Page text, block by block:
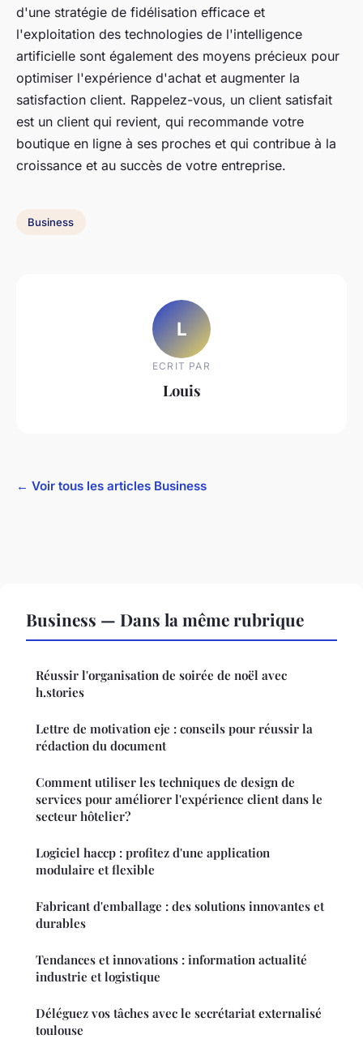
d'une stratégie de fidélisation efficace et
l'exploitation des technologies de l'intelligence
artificielle sont également des moyens précieux pour
optimiser l'expérience d'achat et augmenter la
satisfaction client. Rappelez-vous, un client satisfait
est un client qui revient, qui recommande votre
boutique en ligne à ses proches et qui contribue à la
croissance et au succès de votre entreprise.
Business
L
ECRIT PAR
Louis
← Voir tous les articles Business
Business — Dans la même rubrique
Réussir l'organisation de soirée de noël avec
h.stories
Lettre de motivation eje : conseils pour réussir la
rédaction du document
Comment utiliser les techniques de design de
services pour améliorer l'expérience client dans le
secteur hôtelier?
Logiciel haccp : profitez d'une application
modulaire et flexible
Fabricant d'emballage : des solutions innovantes et
durables
Tendances et innovations : information actualité
industrie et logistique
Déléguez vos tâches avec le secrétariat externalisé
toulouse